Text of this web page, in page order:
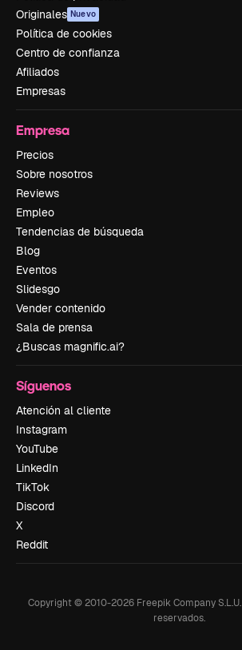
Originales Nuevo
Política de cookies
Centro de confianza
Afiliados
Empresas
Empresa
Precios
Sobre nosotros
Reviews
Empleo
Tendencias de búsqueda
Blog
Eventos
Slidesgo
Vender contenido
Sala de prensa
¿Buscas magnific.ai?
Síguenos
Atención al cliente
Instagram
YouTube
LinkedIn
TikTok
Discord
X
Reddit
Copyright © 2010-2026 Freepik Company S.L.U.
reservados.